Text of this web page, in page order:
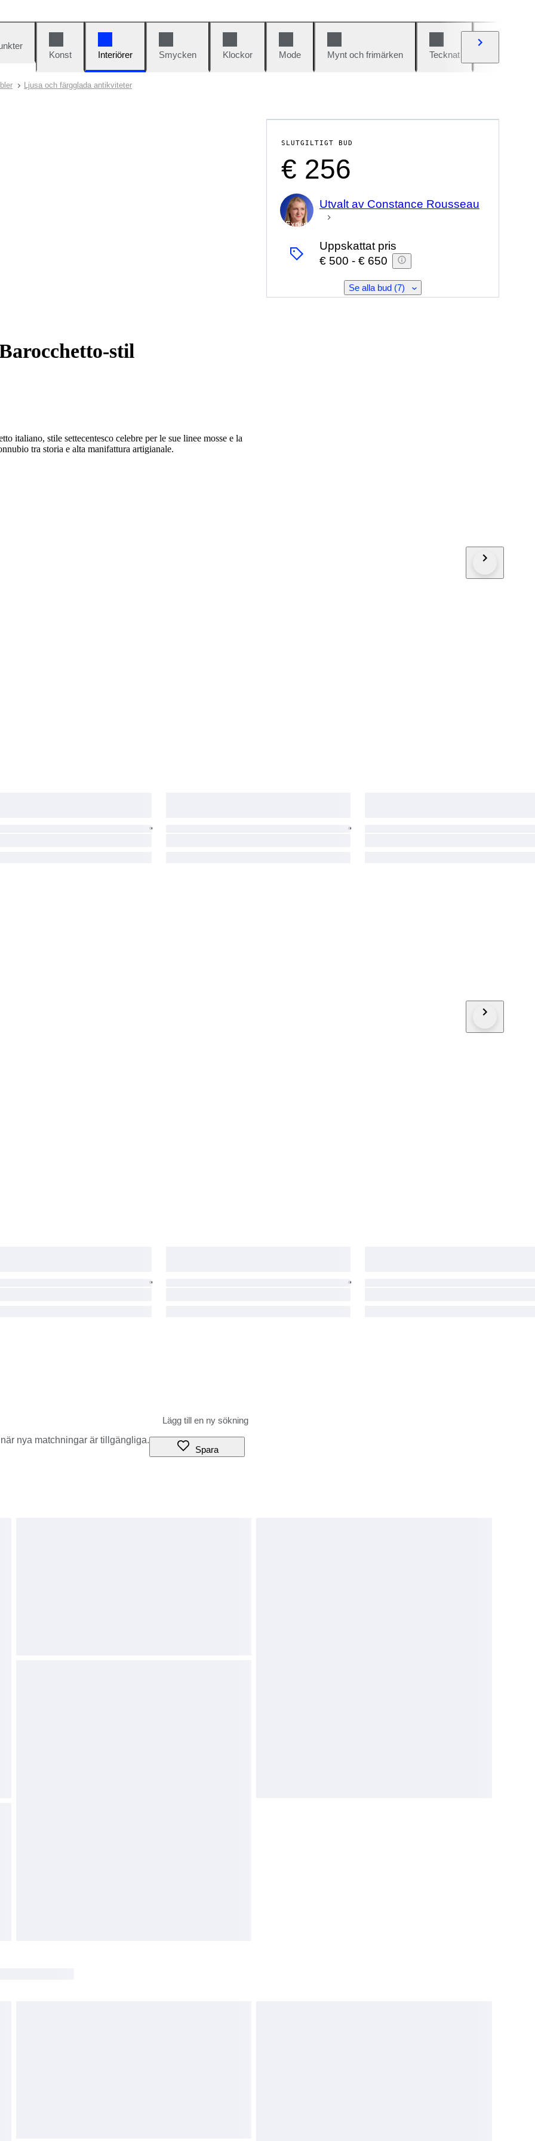
Konst
Interiörer Smycken Klockor Mode Mynt och frimärken Tecknat
Ljusa och färgglada antikviteter
stil
italiano, stile settecentesco celebre per le sue linee mosse e la
tra storia e alta manifattura artigianale.
una tecnica manuale che richiede estrema precisione e
piccole ammaccature. Si tratta di segni del tempo che non
SLUTGILTIGT BUD
€ 256
Expert
Utvalt av Constance Rousseau
Uppskattat pris
€ 500 - € 650
Se alla bud (7)
nya matchningar är tillgängliga.
Spara